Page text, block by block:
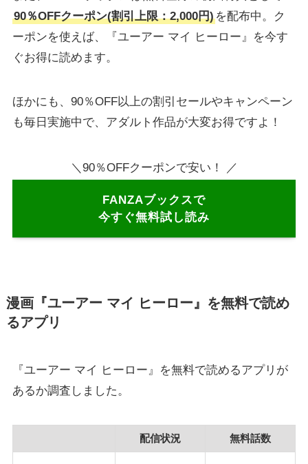
90％OFFクーポン(割引上限：2,000円)を配布中。ク
ーポンを使えば、『ユーアー マイ ヒーロー』を今す
ぐお得に読めます。
ほかにも、90％OFF以上の割引セールやキャンペーン
も毎日実施中で、アダルト作品が大変お得ですよ！
＼90％OFFクーポンで安い！ ／
FANZAブックスで
今すぐ無料試し読み
漫画『ユーアー マイ ヒーロー』を無料で読め
るアプリ
『ユーアー マイ ヒーロー』を無料で読めるアプリが
あるか調査しました。
配信状況 無料話数